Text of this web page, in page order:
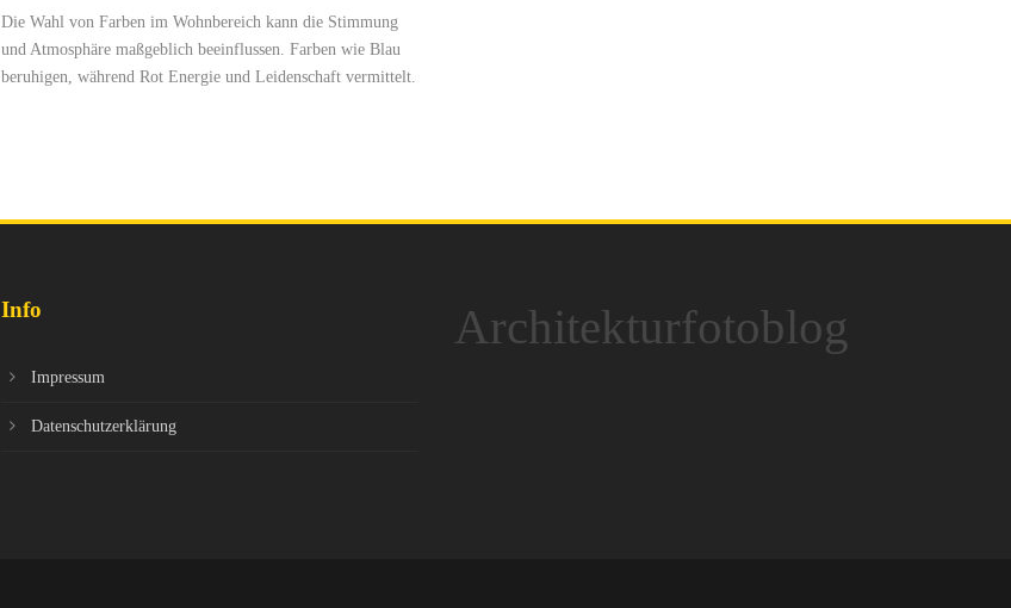
Die Wahl von Farben im Wohnbereich kann die Stimmung
und Atmosphäre maßgeblich beeinflussen. Farben wie Blau
beruhigen, während Rot Energie und Leidenschaft vermittelt.
Info
Impressum
Datenschutzerklärung
Architekturfotoblog